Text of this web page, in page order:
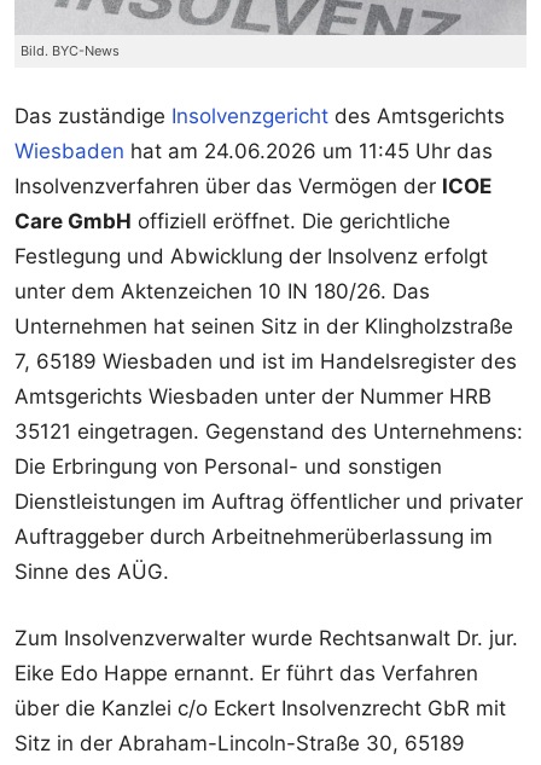
Bild. BYC-News
Das zuständige Insolvenzgericht des Amtsgerichts
Wiesbaden hat am 24.06.2026 um 11:45 Uhr das
Insolvenzverfahren über das Vermögen der ICOE
Care GmbH offiziell eröffnet. Die gerichtliche
Festlegung und Abwicklung der Insolvenz erfolgt
unter dem Aktenzeichen 10 IN 180/26. Das
Unternehmen hat seinen Sitz in der Klingholzstraße
7, 65189 Wiesbaden und ist im Handelsregister des
Amtsgerichts Wiesbaden unter der Nummer HRB
35121 eingetragen. Gegenstand des Unternehmens:
Die Erbringung von Personal- und sonstigen
Dienstleistungen im Auftrag öffentlicher und privater
Auftraggeber durch Arbeitnehmerüberlassung im
Sinne des AÜG.
Zum Insolvenzverwalter wurde Rechtsanwalt Dr. jur.
Eike Edo Happe ernannt. Er führt das Verfahren
über die Kanzlei c/o Eckert Insolvenzrecht GbR mit
Sitz in der Abraham-Lincoln-Straße 30, 65189